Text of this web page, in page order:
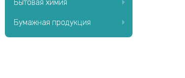
Бытовая химия
Бумажная продукция